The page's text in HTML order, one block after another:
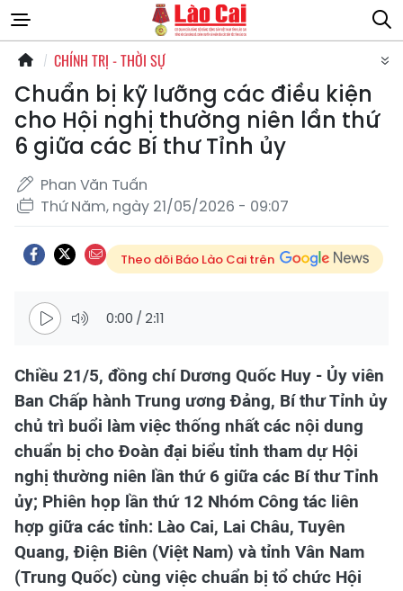
CHÍNH TRỊ - THỜI SỰ
Chuẩn bị kỹ lưỡng các điều kiện
cho Hội nghị thường niên lần thứ
6 giữa các Bí thư Tỉnh ủy
Phan Văn Tuấn
Thứ Năm, ngày 21/05/2026 - 09:07
Theo dõi Báo Lào Cai trên
0:00 / 2:11
Chiều 21/5, đồng chí Dương Quốc Huy - Ủy viên
Ban Chấp hành Trung ương Đảng, Bí thư Tỉnh ủy
chủ trì buổi làm việc thống nhất các nội dung
chuẩn bị cho Đoàn đại biểu tỉnh tham dự Hội
nghị thường niên lần thứ 6 giữa các Bí thư Tỉnh
ủy; Phiên họp lần thứ 12 Nhóm Công tác liên
hợp giữa các tỉnh: Lào Cai, Lai Châu, Tuyên
Quang, Điện Biên (Việt Nam) và tỉnh Vân Nam
(Trung Quốc) cùng việc chuẩn bị tổ chức Hội